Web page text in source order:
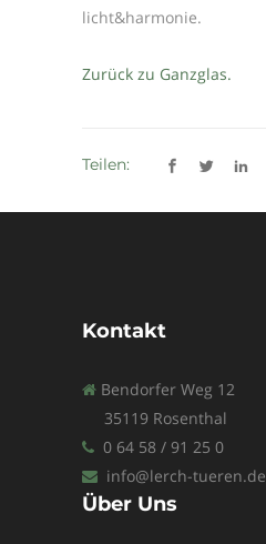
licht&harmonie.
Zurück zu Ganzglas.
Teilen:
Kontakt
Bendorfer Weg 12
35119 Rosenthal
0 64 58 / 91 25 0
info@lerch-tueren.de
Über Uns